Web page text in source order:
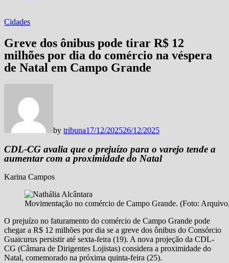
Cidades
Greve dos ônibus pode tirar R$ 12
milhões por dia do comércio na véspera
de Natal em Campo Grande
by tribuna17/12/202526/12/2025
CDL-CG avalia que o prejuízo para o varejo tende a
aumentar com a proximidade do Natal
Karina Campos
Movimentação no comércio de Campo Grande. (Foto:
O prejuízo no faturamento do comércio de Campo Grande pode
chegar a R$ 12 milhões por dia se a greve dos ônibus do Consórcio
Guaicurus persistir até sexta-feira (19). A nova projeção da CDL-
CG (Câmara de Dirigentes Lojistas) considera a proximidade do
Natal, comemorado na próxima quinta-feira (25).